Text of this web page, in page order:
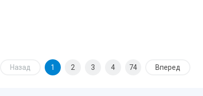
Назад 1 2 3 4 74 Вперед